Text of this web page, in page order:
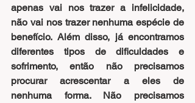
apenas vai nos trazer a infelicidade,
não vai nos trazer nenhuma espécie de
benefício. Além disso, já encontramos
diferentes tipos de dificuldades e
sofrimento, então não precisamos
procurar acrescentar a eles de
nenhuma forma. Não precisamos